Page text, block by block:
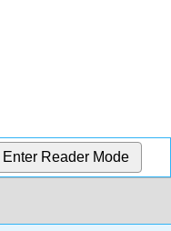
Enter Reader Mode